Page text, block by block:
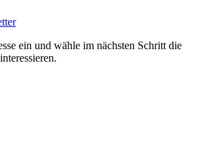
ein und wähle im nächsten Schritt die